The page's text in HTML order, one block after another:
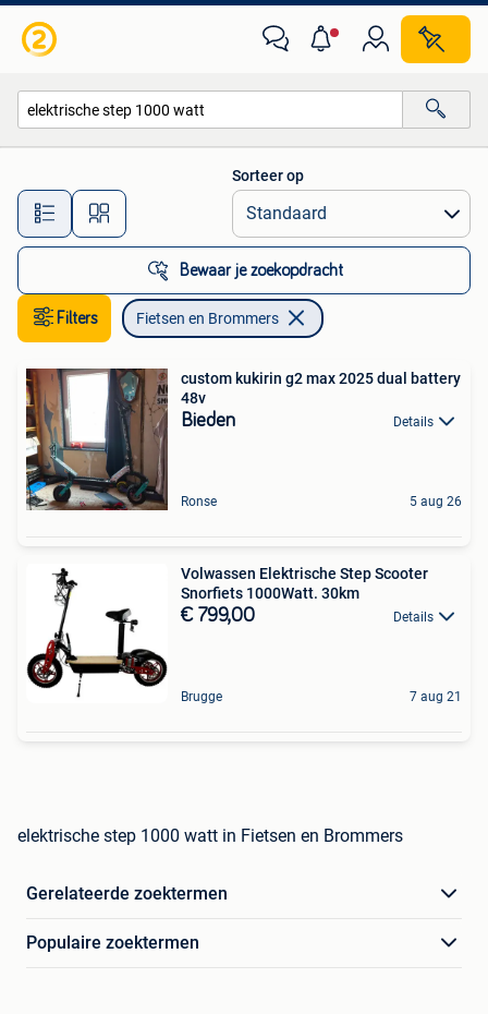
Alle afstanden…
Sorteer op
Bewaar je zoekopdracht
Filters Fietsen en Brommers
custom kukirin g2 max 2025 dual battery
48v
Bieden Details
Ronse 5 aug 26
Volwassen Elektrische Step Scooter
Snorfiets 1000Watt. 30km
€ 799,00 Details
Brugge 7 aug 21
elektrische step 1000 watt in Fietsen en Brommers
Gerelateerde zoektermen
Populaire zoektermen